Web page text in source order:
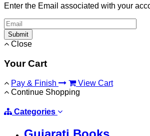
Enter the Email associated with your
Submit
Close
Your Cart
Pay & Finish
View Cart
Continue Shopping
Categories